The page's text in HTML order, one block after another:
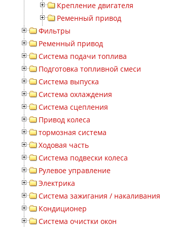
Крепление двигателя
Ременный привод
Фильтры
Ременный привод
Система подачи топлива
Подготовка топливной смеси
Система выпуска
Система охлаждения
Система сцепления
Привод колеса
тормозная система
Ходовая часть
Система подвески колеса
Рулевое управление
Электрика
Система зажигания / накаливания
Кондиционер
Система очистки окон